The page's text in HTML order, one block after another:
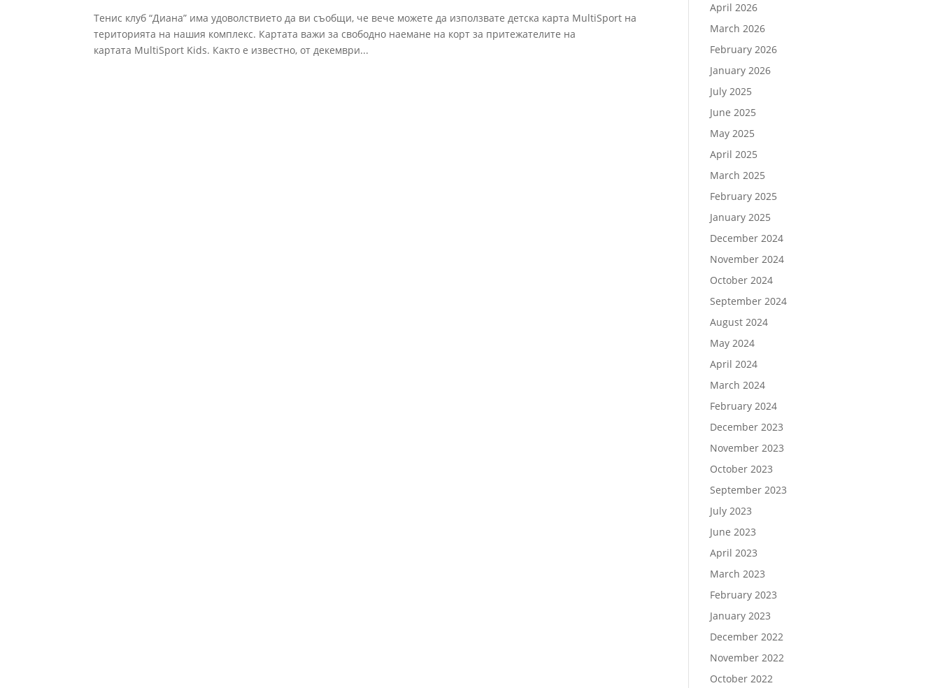
Тенис клуб “Диана” има удоволствието да ви съобщи, че вече можете да използвате детска карта MultiSport на
територията на нашия комплекс. Картата важи за свободно наемане на корт за притежателите на
картата MultiSport Kids. Както е известно, от декември...
April 2026
March 2026
February 2026
January 2026
July 2025
June 2025
May 2025
April 2025
March 2025
February 2025
January 2025
December 2024
November 2024
October 2024
September 2024
August 2024
May 2024
April 2024
March 2024
February 2024
December 2023
November 2023
October 2023
September 2023
July 2023
June 2023
April 2023
March 2023
February 2023
January 2023
December 2022
November 2022
October 2022